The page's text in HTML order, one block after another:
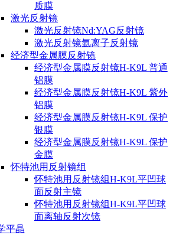
质膜
激光反射镜
激光反射镜Nd:YAG反射镜
激光反射镜氩离子反射镜
经济型金属膜反射镜
经济型金属膜反射镜H-K9L 普通
铝膜
经济型金属膜反射镜H-K9L 紫外
铝膜
经济型金属膜反射镜H-K9L 保护
银膜
经济型金属膜反射镜H-K9L 保护
金膜
怀特池用反射镜组
怀特池用反射镜组H-K9L平凹球
面反射主镜
怀特池用反射镜组H-K9L平凹球
面离轴反射次镜
平晶